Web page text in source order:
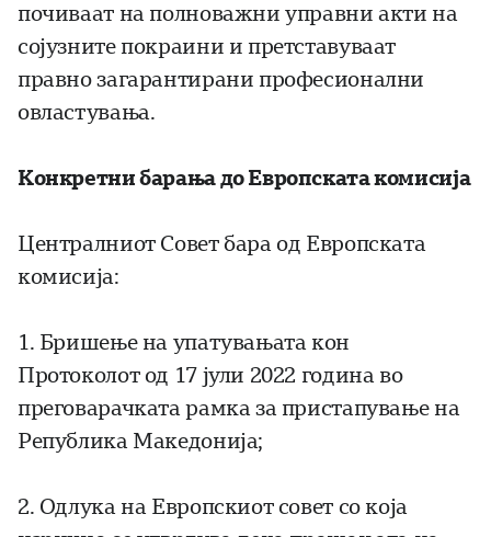
почиваат на полноважни управни акти на
сојузните покраини и претставуваат
правно загарантирани професионални
овластувања.
Конкретни барања до Европската комисија
Централниот Совет бара од Европската
комисија:
1. Бришење на упатувањата кон
Протоколот од 17 јули 2022 година во
преговарачката рамка за пристапување на
Република Македонија;
2. Одлука на Европскиот совет со која